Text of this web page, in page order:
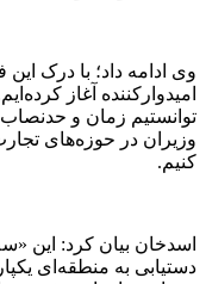
وی ادامه داد؛ با درک
امیدوارکننده آغاز
توانستیم زمان و
وزیران در حوزه‌های
کنیم.
دستیابی به منطقه‌ای